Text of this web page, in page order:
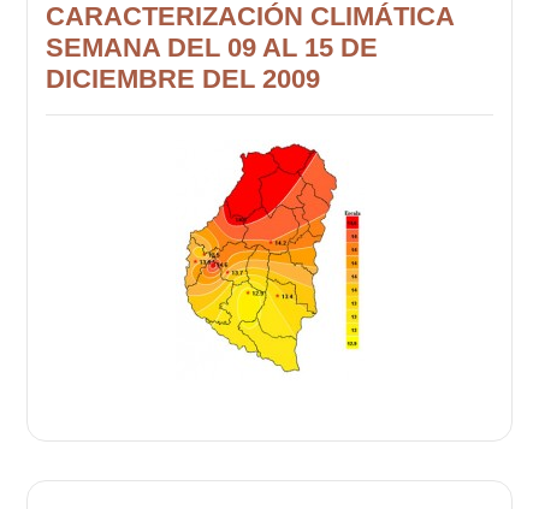
CARACTERIZACIÓN CLIMÁTICA
SEMANA DEL 09 AL 15 DE
DICIEMBRE DEL 2009